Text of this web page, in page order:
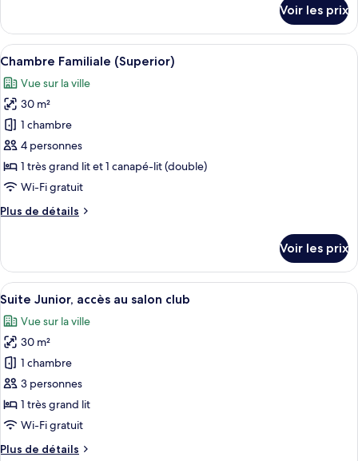
(King)
le
type
de
Chambre
Supérieure
(King)
Voir les prix
Afficher
toutes
les
photos
pour
ce
type
de
chambre :
Chambre
Une chambre d’hôtel moderne
13
Chambre Familiale (Superior)
Vue sur la ville
30 m²
1 chambre
4 personnes
1 très grand lit et 1 canapé-lit (double)
Wi-Fi gratuit
Plus de détails
Plus
le
type
de
Chambre
Familiale
(Superior)
Voir les prix
Afficher
toutes
les
photos
pour
ce
type
de
chambre :
Suite
Trois bouteilles de gel douche, de
20
Suite Junior, accès au salon club
Vue sur la ville
30 m²
1 chambre
3 personnes
1 très grand lit
Wi-Fi gratuit
Plus de détails
Plus